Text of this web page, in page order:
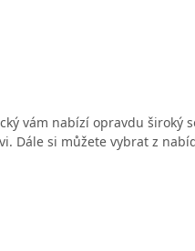
vám nabízí opravdu široký
Dále si můžete vybrat z